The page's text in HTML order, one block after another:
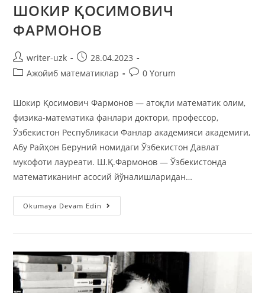
ШОКИР ҚОСИМОВИЧ
ФAРМОНОВ
writer-uzk
28.04.2023
Ажойиб математиклар
0 Yorum
Шокир Қосимович Фармонов — атоқли математик олим,
физика-математика фанлари доктори, профессор,
Ўзбекистон Республикаси Фанлар академияси академиги,
Абу Райҳон Беруний номидаги Ўзбекистон Давлат
мукофоти лауреати. Ш.Қ.Фармонов — Ўзбекистонда
математиканинг асосий йўналишларидан…
Okumaya Devam Edin